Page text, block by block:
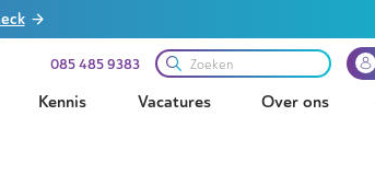
085 485 9383
Kennis Vacatures Over ons